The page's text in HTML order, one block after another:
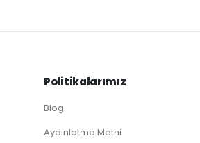
Politikalarımız
Blog
Aydınlatma Metni